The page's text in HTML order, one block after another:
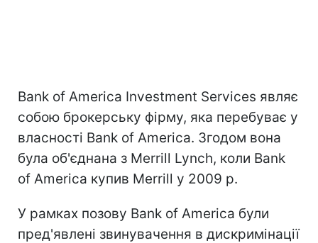
Bank of America Investment Services являє
собою брокерську фірму, яка перебуває у
власності Bank of America. Згодом вона
була об'єднана з Merrill Lynch, коли Bank
of America купив Merrill у 2009 р.
У рамках позову Bank of America були
пред'явлені звинувачення в дискримінації